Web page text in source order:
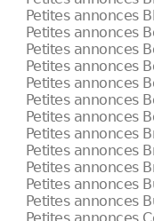
Petites annonces
Petites annonces
Petites annonces
Petites annonces
Petites annonces
Petites annonces
Petites annonces
Petites annonces
Petites annonces
Petites annonces
Petites annonces
Petites annonces